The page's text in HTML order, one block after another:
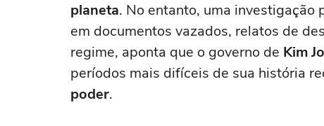
planeta. No entanto, uma investigação
em documentos vazados, relatos de
regime, aponta que o governo de Kim
períodos mais difíceis de sua história
poder.